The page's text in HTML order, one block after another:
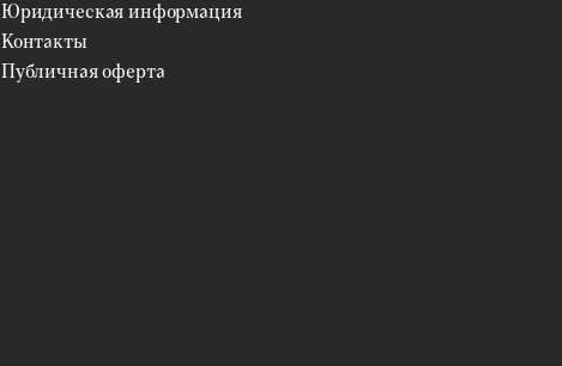
Юридическая информация
Контакты
Публичная оферта